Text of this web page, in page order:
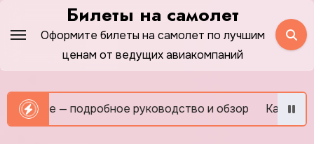
Билеты на самолет
Оформите билеты на самолет по лучшим
ценам от ведущих авиакомпаний
подробное руководство и обзор Как сэкономить